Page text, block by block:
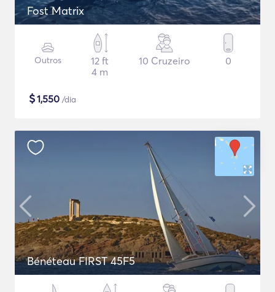
Fost Matrix
Outros
12 ft
4 m
10 Cruzeiro 0
$1,550 /dia
Bénéteau FIRST 45F5